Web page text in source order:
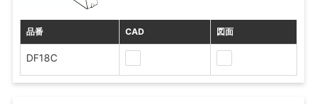
品番 CAD 図面
DF18C